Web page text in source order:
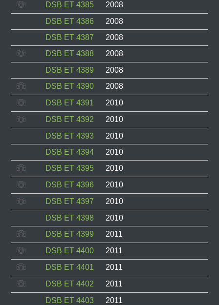
DSB ET 4385
2008
DSB ET 4386
2008
DSB ET 4387
2008
DSB ET 4388
2008
DSB ET 4389
2008
DSB ET 4390
2008
DSB ET 4391
2010
DSB ET 4392
2010
DSB ET 4393
2010
DSB ET 4394
2010
DSB ET 4395
2010
DSB ET 4396
2010
DSB ET 4397
2010
DSB ET 4398
2010
DSB ET 4399
2011
DSB ET 4400
2011
DSB ET 4401
2011
DSB ET 4402
2011
DSB ET 4403
2011